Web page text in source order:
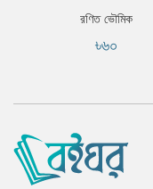
রণিত ভৌমিক
৳৬০